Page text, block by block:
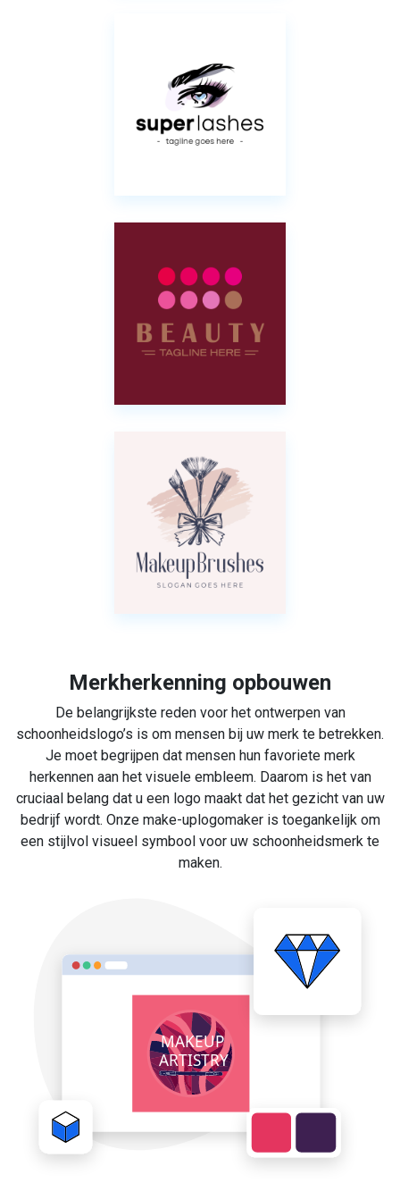
Merkherkenning opbouwen
De belangrijkste reden voor het ontwerpen van
schoonheidslogo’s is om mensen bij uw merk te betrekken.
Je moet begrijpen dat mensen hun favoriete merk
herkennen aan het visuele embleem. Daarom is het van
cruciaal belang dat u een logo maakt dat het gezicht van uw
bedrijf wordt. Onze make-uplogomaker is toegankelijk om
een stijlvol visueel symbool voor uw schoonheidsmerk te
maken.